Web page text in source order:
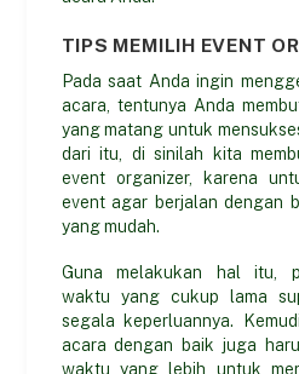
TIPS MEMILIH EVENT
Pada saat Anda ingin
acara, tentunya Anda
yang matang untuk
dari itu, di sinilah kita
event organizer, karena
event agar berjalan dengan
yang mudah.
Guna melakukan hal itu,
waktu yang cukup lama
segala keperluannya.
acara dengan baik juga
waktu yang lebih untuk